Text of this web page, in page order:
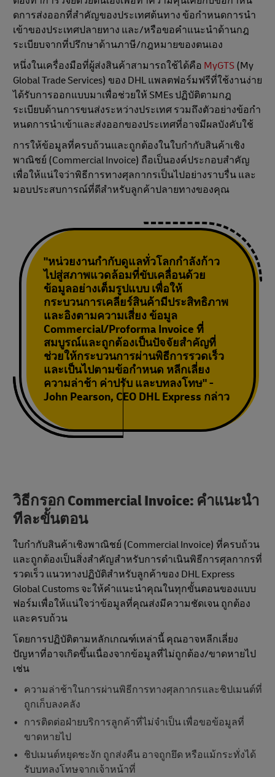
ดการส่งออกที่สําคัญของประเทศต้นทาง ข้อกําหนดการนํา
เข้าของประเทศปลายทาง และ/หรือขอคําแนะนําด้านกฎ
ระเบียบจากที่ปรึกษาด้านภาษี/กฎหมายของตนเอง
หนึ่งในเครื่องมือที่ผู้ส่งสินค้าสามารถใช้ได้คือ MyGTS (My
Global Trade Services) ของ DHL แพลตฟอร์มฟรีที่ใช้งานง่าย
ได้รับการออกแบบมาเพื่อช่วยให้ SMEs ปฏิบัติตามกฎ
ระเบียบด้านการขนส่งระหว่างประเทศ รวมถึงตัวอย่างข้อกํา
หนดการนําเข้าและส่งออกของประเทศที่อาจมีผลบังคับใช้
การให้ข้อมูลที่ครบถ้วนและถูกต้องในใบกํากับสินค้าเชิง
พาณิชย์ (Commercial Invoice) ถือเป็นองค์ประกอบสําคัญ
เพื่อให้แน่ใจว่าพิธีการทางศุลกากรเป็นไปอย่างราบรื่น และ
มอบประสบการณ์ที่ดีสําหรับลูกค้าปลายทางของคุณ
"หน่วยงานกํากับดูแลทั่วโลกกําลังก้าว
ไปสู่สภาพแวดล้อมที่ขับเคลื่อนด้วย
ข้อมูลอย่างเต็มรูปแบบ เพื่อให้
กระบวนการเคลียร์สินค้ามีประสิทธิภาพ
และอิงตามความเสี่ยง ข้อมูล
Commercial/Proforma Invoice ที่
สมบูรณ์และถูกต้องเป็นปัจจัยสำคัญที่
ช่วยให้กระบวนการผ่านพิธีการรวดเร็ว
และเป็นไปตามข้อกําหนด หลีกเลี่ยง
ความล่าช้า ค่าปรับ และบทลงโทษ" -
John Pearson, CEO DHL Express กล่าว
วิธีกรอก Commercial Invoice: คําแนะนํา
ทีละขั้นตอน
ใบกํากับสินค้าเชิงพาณิชย์ (Commercial Invoice) ที่ครบถ้วน
และถูกต้องเป็นสิ่งสําคัญสําหรับการดำเนินพิธีการศุลกากรที่
รวดเร็ว แนวทางปฏิบัติสําหรับลูกค้าของ DHL Express
Global Customs จะให้คําแนะนําคุณในทุกขั้นตอนของแบบ
ฟอร์มเพื่อให้แน่ใจว่าข้อมูลที่คุณส่งมีความชัดเจน ถูกต้อง
และครบถ้วน
โดยการปฏิบัติตามหลักเกณฑ์เหล่านี้ คุณอาจหลีกเลี่ยง
ปัญหาที่อาจเกิดขึ้นเนื่องจากข้อมูลที่ไม่ถูกต้อง/ขาดหายไป
เช่น
ความล่าช้าในการผ่านพิธีการทางศุลกากรและชิปเมนต์ที่
ถูกเก็บลงคลัง
การติดต่อฝ่ายบริการลูกค้าที่ไม่จําเป็น เพื่อขอข้อมูลที่
ขาดหายไป
ชิปเมนต์หยุดชะงัก ถูกส่งคืน อาจถูกยึด หรือแม้กระทั่งได้
รับบทลงโทษจากเจ้าหน้าที่